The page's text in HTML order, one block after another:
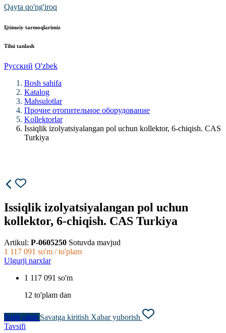
Qayta qo'ng'iroq
Ijtimoiy tarmoqlarimiz
Tilni tanlash
Русский O'zbek
Bosh sahifa
Katalog
Mahsulotlar
Прочие отопительное оборудование
Kollektorlar
Issiqlik izolyatsiyalangan pol uchun kollektor, 6-chiqish. CAS
Turkiya
Issiqlik izolyatsiyalangan pol uchun
kollektor, 6-chiqish. CAS Turkiya
Artikul: P-0605250 Sotuvda mavjud
1 117 091 so'm / to'plam
Ulgurji narxlar
1 117 091 so'm
12 to'plam dan
Sotib olish Savatga kiritish Xabar yuborish
Tavsifi